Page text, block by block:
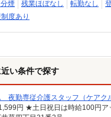
煙 残業ほぼなし 転勤なし
度あり
い条件で探す
夜勤専従介護スタッフ（ケアク